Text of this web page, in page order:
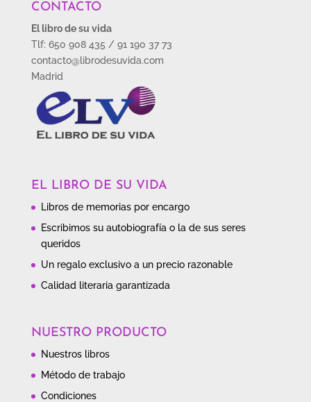
CONTACTO
El libro de su vida
Tlf: 650 908 435 / 91 190 37 73
contacto@librodesuvida.com
Madrid
EL LIBRO DE SU VIDA
Libros de memorias por encargo
Escribimos su autobiografía o la de sus seres
queridos
Un regalo exclusivo a un precio razonable
Calidad literaria garantizada
NUESTRO PRODUCTO
Nuestros libros
Método de trabajo
Condiciones